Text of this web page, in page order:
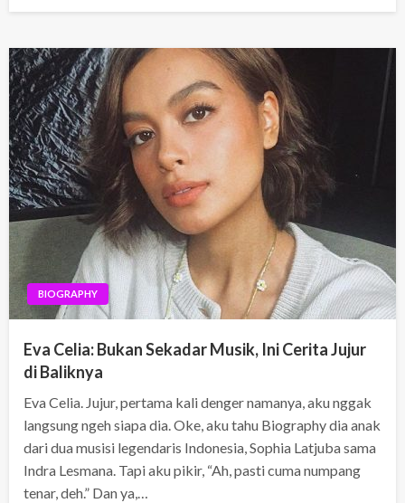
BIOGRAPHY
Eva Celia: Bukan Sekadar Musik, Ini Cerita Jujur
di Baliknya
Eva Celia. Jujur, pertama kali denger namanya, aku nggak
langsung ngeh siapa dia. Oke, aku tahu Biography dia anak
dari dua musisi legendaris Indonesia, Sophia Latjuba sama
Indra Lesmana. Tapi aku pikir, “Ah, pasti cuma numpang
tenar, deh.” Dan ya,…